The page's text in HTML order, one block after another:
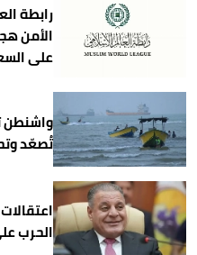
رابطة
الأمن
على
واشنطن
تُصعّد وتحدّد 6 شروط
الحرب